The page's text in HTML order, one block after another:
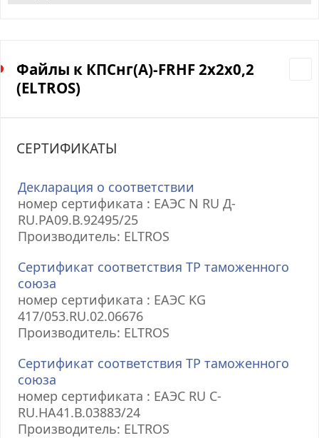
Файлы к КПСнг(А)-FRHF 2х2х0,2
(ELTROS)
СЕРТИФИКАТЫ
Декларация о соответствии
номер сертификата : ЕАЭС N RU Д-
RU.РА09.В.92495/25
Производитель: ELTROS
Сертификат соответствия ТР таможенного
союза
номер сертификата : ЕАЭС KG
417/053.RU.02.06676
Производитель: ELTROS
Сертификат соответствия ТР таможенного
союза
номер сертификата : ЕАЭС RU С-
RU.НА41.В.03883/24
Производитель: ELTROS